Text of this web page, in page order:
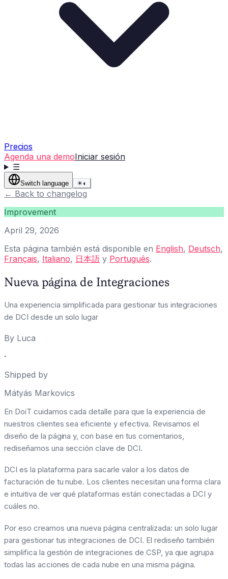
Precios
Agenda una demoIniciar sesión
☰
Switch language ☀◐
← Back to changelog
Improvement
April 29, 2026
Esta página también está disponible en English, Deutsch,
Français, Italiano, 日本語 y Português.
Nueva página de Integraciones
Una experiencia simplificada para gestionar tus integraciones
de DCI desde un solo lugar
By Luca
·
Shipped by
Mátyás Markovics
En DoiT cuidamos cada detalle para que la experiencia de
nuestros clientes sea eficiente y efectiva. Revisamos el
diseño de la página y, con base en tus comentarios,
rediseñamos una sección clave de DCI.
DCI es la plataforma para sacarle valor a los datos de
facturación de tu nube. Los clientes necesitan una forma clara
e intuitiva de ver qué plataformas están conectadas a DCI y
cuáles no.
Por eso creamos una nueva página centralizada: un solo lugar
para gestionar tus integraciones de DCI. El rediseño también
simplifica la gestión de integraciones de CSP, ya que agrupa
todas las acciones de cada nube en una misma página.